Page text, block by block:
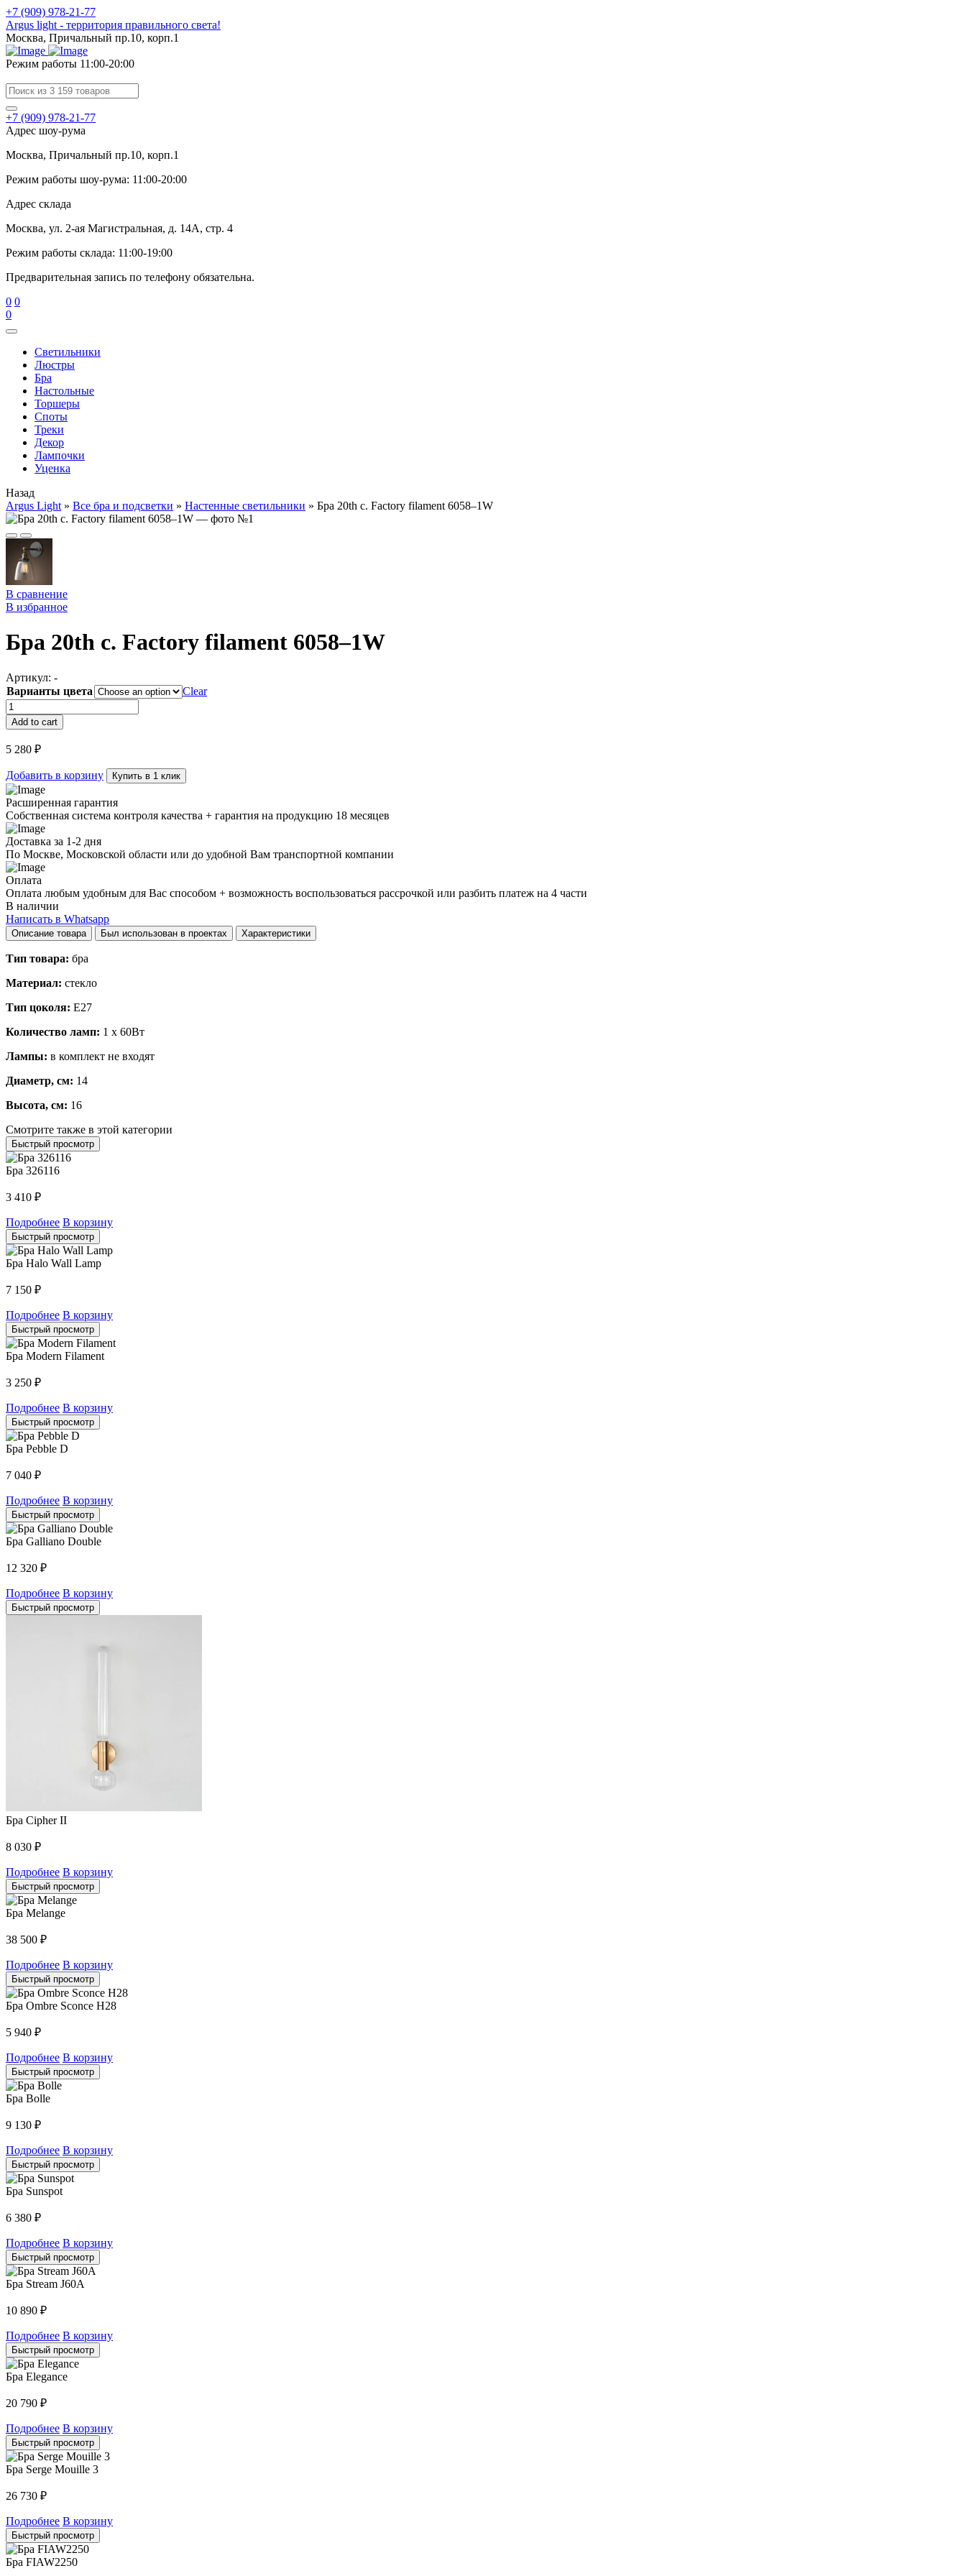
+7 (909) 978-21-77
Argus light - территория правильного света!
Москва, Причальный пр.10, корп.1
Режим работы 11:00-20:00
+7 (909) 978-21-77
Адрес шоу-рума
Москва, Причальный пр.10, корп.1
Режим работы шоу-рума: 11:00-20:00
Адрес склада
Москва, ул. 2-ая Магистральная, д. 14А, стр. 4
Режим работы склада: 11:00-19:00
Предварительная запись по телефону обязательна.
0 0
0
Cветильники
Люстры
Бра
Настольные
Торшеры
Споты
Треки
Декор
Лампочки
Уценка
Назад
Argus Light » Все бра и подсветки » Настенные светильники » Бра 20th c. Factory filament 6058–1W
В сравнение
В избранное
Бра 20th c. Factory filament 6058–1W
Артикул: -
Варианты цвета
Clear
Бра
20th
c.
Factory
filament
6058–
1W
quantity
Add to cart
5 280 ₽
Добавить в корзину Купить в 1 клик
Расширенная гарантия
Собственная система контроля качества + гарантия на продукцию 18 месяцев
Доставка за 1-2 дня
По Москве, Московской области или до удобной Вам транспортной компании
Оплата
Оплата любым удобным для Вас способом + возможность воспользоваться рассрочкой или разбить платеж на 4 части
В наличии
Написать в Whatsapp
Описание товара Был использован в проектах Характеристики
Тип товара: бра
Материал: стекло
Тип цоколя: E27
Количество ламп: 1 x 60Вт
Лампы: в комплект не входят
Диаметр, см: 14
Высота, см: 16
Смотрите также в этой категории
Быстрый просмотр
Бра 326116
3 410 ₽
Подробнее В корзину
Быстрый просмотр
Бра Halo Wall Lamp
7 150 ₽
Подробнее В корзину
Быстрый просмотр
Бра Modern Filament
3 250 ₽
Подробнее В корзину
Быстрый просмотр
Бра Pebble D
7 040 ₽
Подробнее В корзину
Быстрый просмотр
Бра Galliano Double
12 320 ₽
Подробнее В корзину
Быстрый просмотр
Бра Cipher II
8 030 ₽
Подробнее В корзину
Быстрый просмотр
Бра Melange
38 500 ₽
Подробнее В корзину
Быстрый просмотр
Бра Ombre Sconce H28
5 940 ₽
Подробнее В корзину
Быстрый просмотр
Бра Bolle
9 130 ₽
Подробнее В корзину
Быстрый просмотр
Бра Sunspot
6 380 ₽
Подробнее В корзину
Быстрый просмотр
Бра Stream J60A
10 890 ₽
Подробнее В корзину
Быстрый просмотр
Бра Elegance
20 790 ₽
Подробнее В корзину
Быстрый просмотр
Бра Serge Mouille 3
26 730 ₽
Подробнее В корзину
Быстрый просмотр
Бра FIAW2250